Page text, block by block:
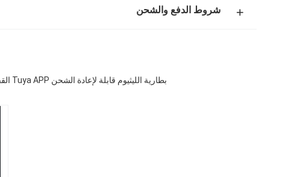
شروط الدفع والشحن
بطارية الليثيوم قابلة لإعادة الشحن Tuya APP القفل الذكي يقدم نسخة Tuya درجة حرارة التشغيل من -20 درجة مئوية إلى 60 درجة مئوية مصممة لإدارة الوصول